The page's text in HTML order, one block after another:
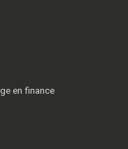
en finance